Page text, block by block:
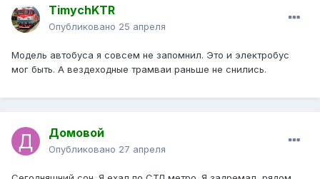
TimychKTR
Опубликовано 25 апреля
Модель автобуса я совсем не запомнил. Это и электробус
мог быть. А вездеходные трамваи раньше не снились.
Домовой
Опубликовано 27 апреля